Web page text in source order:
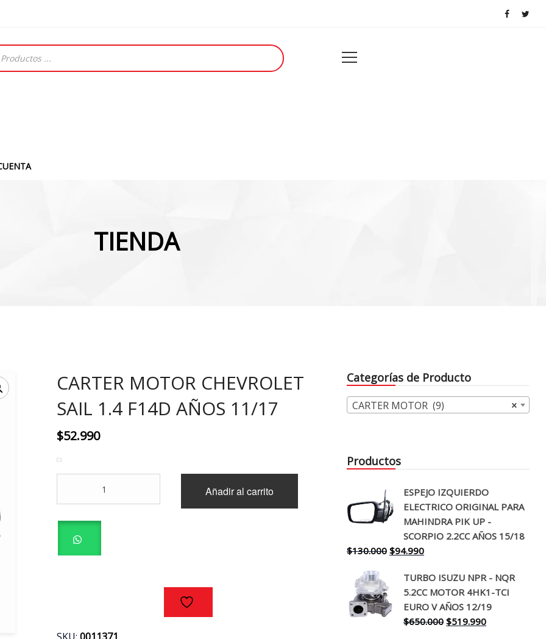
TIENDA
CARTER MOTOR CHEVROLET
SAIL 1.4 F14D AÑOS 11/17
$52.990
CHEVROLET
SAIL
F14D
AÑOS
Añadir al carrito
Categorías de Producto
×
CARTER MOTOR (9)
Productos
ESPEJO IZQUIERDO
ELECTRICO ORIGINAL PARA
MAHINDRA PIK UP -
SCORPIO 2.2CC AÑOS 15/18
$130.000 El
original
era:
$130.000.
$94.990El
actual
es:
$94.990.
TURBO ISUZU NPR - NQR
5.2CC MOTOR 4HK1-TCI
EURO V AÑOS 12/19
$650.000 El
$519.990El